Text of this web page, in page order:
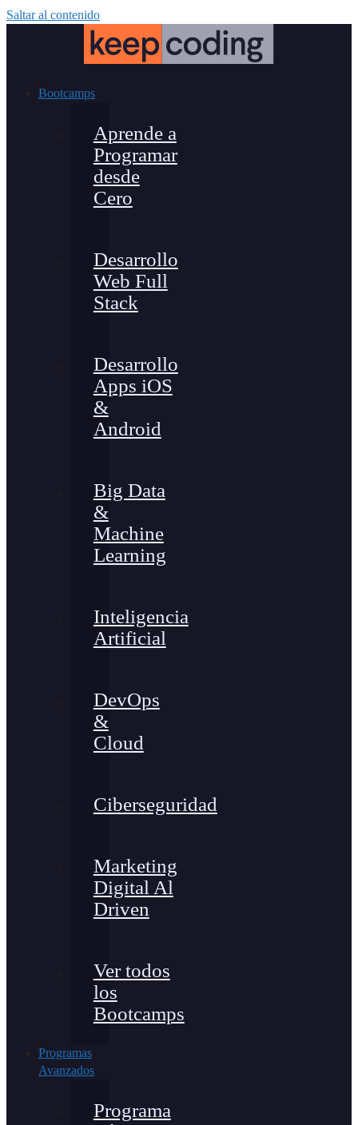
Saltar al contenido
Bootcamps
Aprende a
Programar
desde
Cero
Desarrollo
Web Full
Stack
Desarrollo
Apps iOS
&
Android
Big Data
&
Machine
Learning
Inteligencia
Artificial
DevOps
&
Cloud
Ciberseguridad
Marketing
Digital Al
Driven
Ver todos
los
Bootcamps
Programas
Avanzados
Programa